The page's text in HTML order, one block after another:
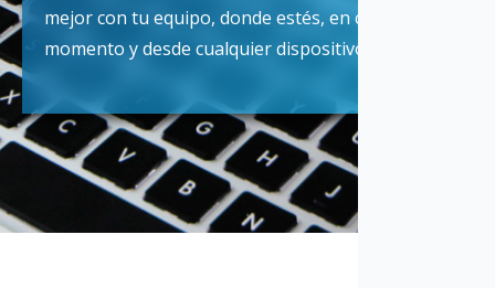
mejor con tu equipo, donde estés, en cualquier
momento y desde cualquier dispositivo.